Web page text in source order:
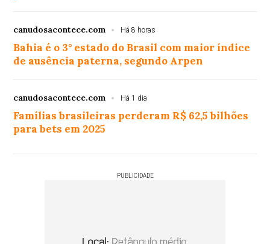
canudosacontece.com Há 8 horas
Bahia é o 3° estado do Brasil com maior índice
de ausência paterna, segundo Arpen
canudosacontece.com Há 1 dia
Famílias brasileiras perderam R$ 62,5 bilhões
para bets em 2025
PUBLICIDADE